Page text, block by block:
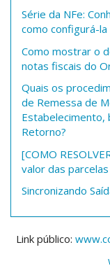
Série da NFe:
como configurá-la
Como mostrar o
notas fiscais do
Quais os
de Remessa de
Estabelecimento,
Retorno?
[COMO
valor das
Sincronizando
Link público: